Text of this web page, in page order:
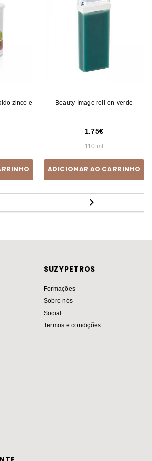
zinco e
Beauty Image roll-on verde
1.75
110 ml
ADICIONAR AO CARRINHO
SUZYPETROS
Formações
Sobre nós
Social
Termos e condições